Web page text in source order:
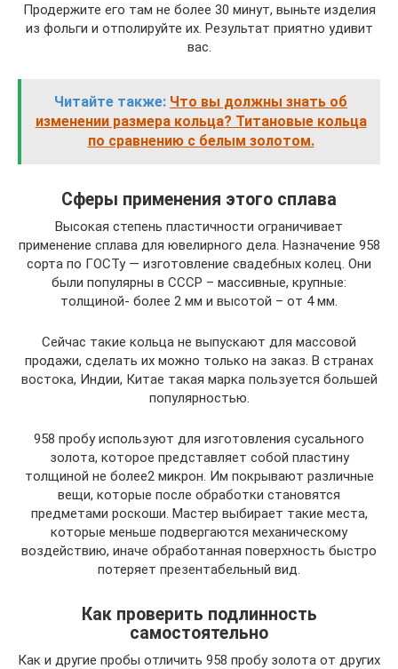
Продержите его там не более 30 минут, выньте изделия
из фольги и отполируйте их. Результат приятно удивит
вас.
Читайте также: Что вы должны знать об
изменении размера кольца? Титановые кольца
по сравнению с белым золотом.
Сферы применения этого сплава
Высокая степень пластичности ограничивает
применение сплава для ювелирного дела. Назначение 958
сорта по ГОСТу — изготовление свадебных колец. Они
были популярны в СССР – массивные, крупные:
толщиной- более 2 мм и высотой – от 4 мм.
Сейчас такие кольца не выпускают для массовой
продажи, сделать их можно только на заказ. В странах
востока, Индии, Китае такая марка пользуется большей
популярностью.
958 пробу используют для изготовления сусального
золота, которое представляет собой пластину
толщиной не более2 микрон. Им покрывают различные
вещи, которые после обработки становятся
предметами роскоши. Мастер выбирает такие места,
которые меньше подвергаются механическому
воздействию, иначе обработанная поверхность быстро
потеряет презентабельный вид.
Как проверить подлинность
самостоятельно
Как и другие пробы отличить 958 пробу золота от других